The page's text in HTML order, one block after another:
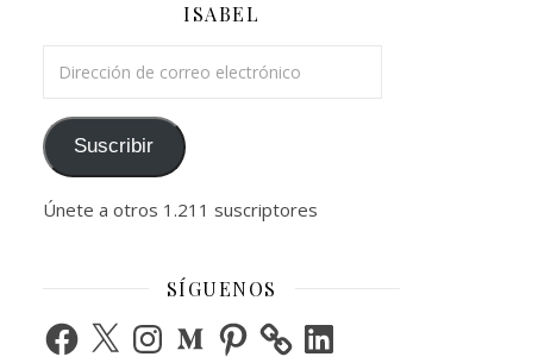
ISABEL
Suscribir
Únete a otros 1.211 suscriptores
SÍGUENOS
Facebook
X InstagramMediumPinterest LinkedIn